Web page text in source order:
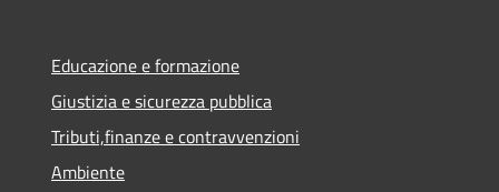
Educazione e formazione
Giustizia e sicurezza pubblica
Tributi,finanze e contravvenzioni
Ambiente